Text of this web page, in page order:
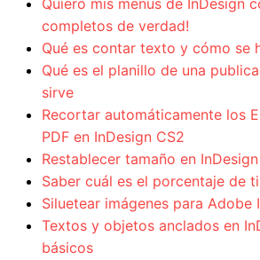
Quiero mis menús de InDesign
completos de verdad!
Qué es contar texto y cómo se
Qué es el planillo de una
sirve
Recortar automáticamente los
PDF en InDesign CS2
Restablecer tamaño en InDesign
Saber cuál es el porcentaje de
Siluetear imágenes para Adobe
Textos y objetos anclados en
básicos